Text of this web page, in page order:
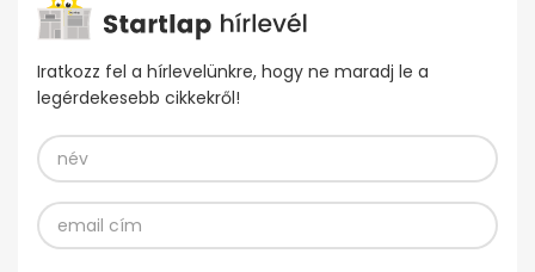
Iratkozz fel a hírlevelünkre, hogy ne maradj le a
legérdekesebb cikkekről!